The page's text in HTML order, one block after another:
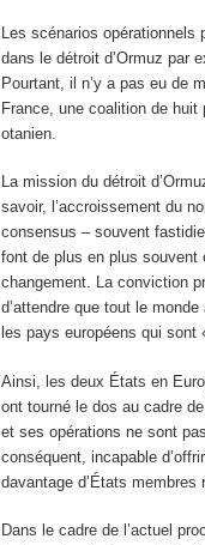
Les scénarios
dans le détroit d’Ormuz par
Pourtant, il n’y a pas eu de
France, une coalition de
otanien.
La mission du détroit
savoir, l’accroissement du
consensus – souvent
font de plus en plus souvent
changement. La conviction
d’attendre que tout le
les pays européens qui
Ainsi, les deux États en
ont tourné le dos au cadre
et ses opérations ne sont
conséquent, incapable
davantage d’États
Dans le cadre de l’actuel